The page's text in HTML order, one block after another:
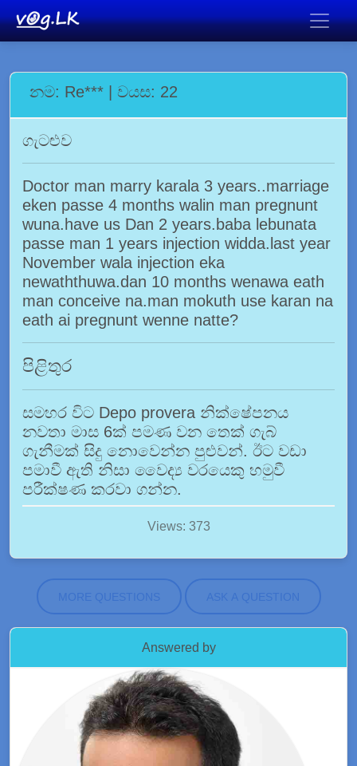
නම: Re*** | වයස: 22
ගැටළුව
Doctor man marry karala 3 years..marriage
eken passe 4 months walin man pregnunt
wuna.have us Dan 2 years.baba lebunata
passe man 1 years injection widda.last year
November wala injection eka
newaththuwa.dan 10 months wenawa eath
man conceive na.man mokuth use karan na
eath ai pregnunt wenne natte?
පිළිතුර
සමහර විට Depo provera නික්ෂේපනය
නවතා මාස 6ක් පමණ වන තෙක් ගැබ්
ගැනීමක් සිදු නොවෙන්න පුළුවන්. ඊට වඩා
පමාවී ඇති නිසා වෛද්‍ය වරයෙකු හමුවී
පරීක්ෂණ කරවා ගන්න.
Views: 373
MORE QUESTIONS ASK A QUESTION
Answered by